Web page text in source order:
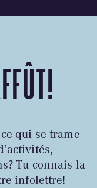
qui se trame
Tu connais la
infolettre!